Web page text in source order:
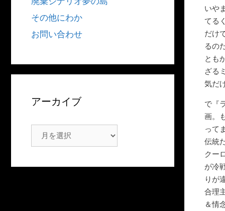
いや
てる
だけ
るの
とも
ざる
気だ
で『
画。
って
伝統
クー
が冷
りが
合理
＆情
その他にわか
お問い合わせ
アーカイブ
ー